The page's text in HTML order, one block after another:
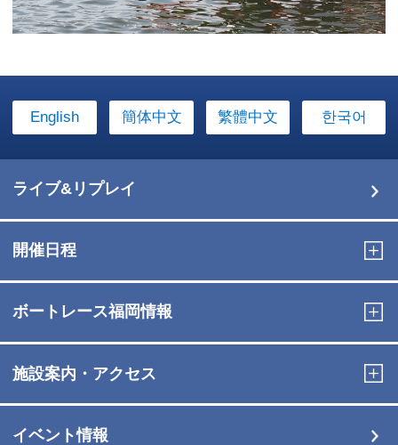
English 簡体中文 繁體中文 한국어
ライブ&リプレイ
開催日程
ボートレース福岡情報
施設案内・アクセス
イベント情報